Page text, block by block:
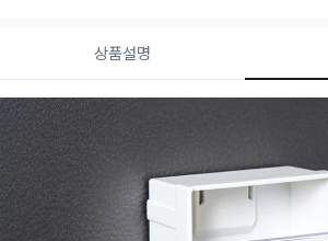
상품설명